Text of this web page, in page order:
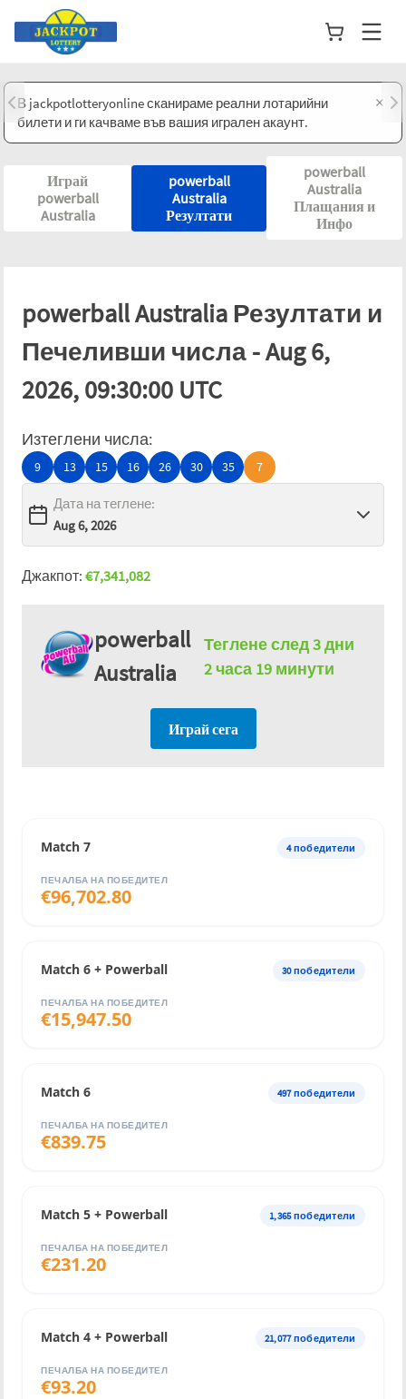
В jackpotlotteryonline сканираме реални лотарийни
билети и ги качваме във вашия игрален акаунт.
×
Играй
powerball
Australia
powerball
Australia
Резултати
powerball
Australia
Плащания и
Инфо
powerball Australia Резултати и
Печеливши числа - Aug 6,
2026, 09:30:00 UTC
Изтеглени числа:
9 13 15 16 26 30 35 7
Дата на теглене:
Джакпот: €7,341,082
powerball
Australia
Теглене след3 дни
2 часа 19 минути
Играй сега
Match 7 4победители
ПЕЧАЛБА НА ПОБЕДИТЕЛ
€96,702.80
Match 6 + Powerball 30победители
ПЕЧАЛБА НА ПОБЕДИТЕЛ
€15,947.50
Match 6 497победители
ПЕЧАЛБА НА ПОБЕДИТЕЛ
€839.75
Match 5 + Powerball 1,365победители
ПЕЧАЛБА НА ПОБЕДИТЕЛ
€231.20
Match 4 + Powerball 21,077победители
ПЕЧАЛБА НА ПОБЕДИТЕЛ
€93.20